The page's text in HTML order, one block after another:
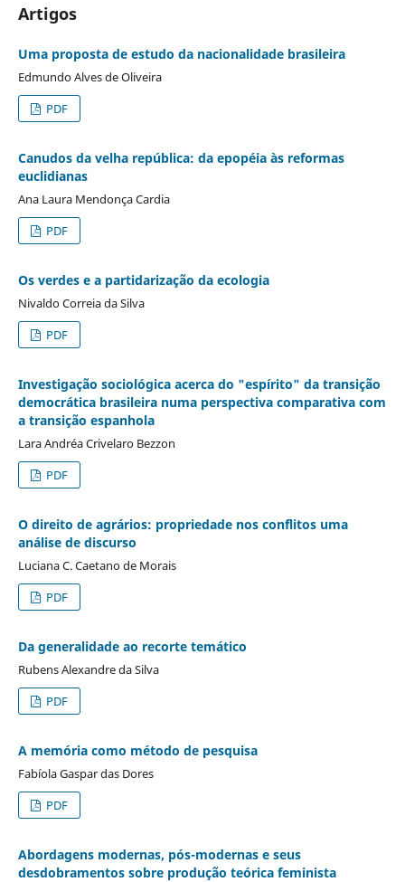
Artigos
Uma proposta de estudo da nacionalidade brasileira
Edmundo Alves de Oliveira
PDF
Canudos da velha república: da epopéia às reformas
euclidianas
Ana Laura Mendonça Cardia
PDF
Os verdes e a partidarização da ecologia
Nivaldo Correia da Silva
PDF
Investigação sociológica acerca do "espírito" da transição
democrática brasileira numa perspectiva comparativa com
a transição espanhola
Lara Andréa Crivelaro Bezzon
PDF
O direito de agrários: propriedade nos conflitos uma
análise de discurso
Luciana C. Caetano de Morais
PDF
Da generalidade ao recorte temático
Rubens Alexandre da Silva
PDF
A memória como método de pesquisa
Fabíola Gaspar das Dores
PDF
Abordagens modernas, pós-modernas e seus
desdobramentos sobre produção teórica feminista